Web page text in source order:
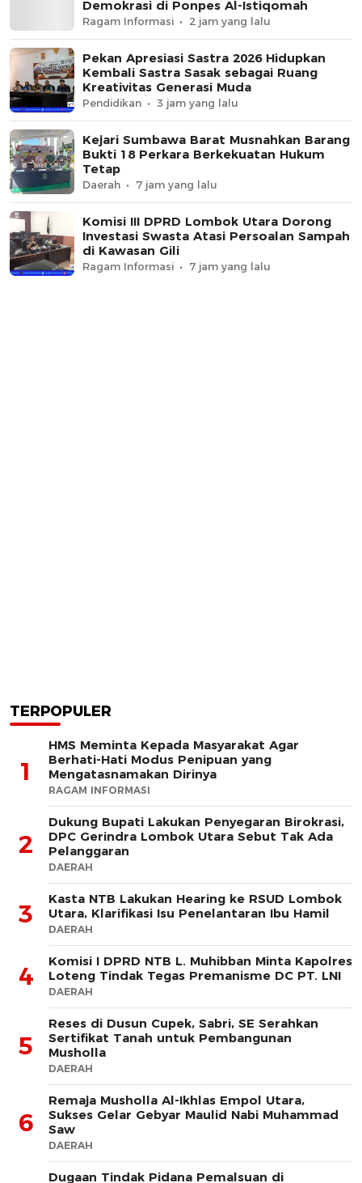
Demokrasi di Ponpes Al-Istiqomah
Ragam Informasi 2 jam yang lalu
Pekan Apresiasi Sastra 2026 Hidupkan
Kembali Sastra Sasak sebagai Ruang
Kreativitas Generasi Muda
Pendidikan 3 jam yang lalu
Kejari Sumbawa Barat Musnahkan Barang
Bukti 18 Perkara Berkekuatan Hukum
Tetap
Daerah 7 jam yang lalu
Komisi III DPRD Lombok Utara Dorong
Investasi Swasta Atasi Persoalan Sampah
di Kawasan Gili
Ragam Informasi 7 jam yang lalu
TERPOPULER
1
HMS Meminta Kepada Masyarakat Agar
Berhati-Hati Modus Penipuan yang
Mengatasnamakan Dirinya
RAGAM INFORMASI
2
Dukung Bupati Lakukan Penyegaran Birokrasi,
DPC Gerindra Lombok Utara Sebut Tak Ada
Pelanggaran
DAERAH
3
Kasta NTB Lakukan Hearing ke RSUD Lombok
Utara, Klarifikasi Isu Penelantaran Ibu Hamil
DAERAH
4
Komisi I DPRD NTB L. Muhibban Minta Kapolres
Loteng Tindak Tegas Premanisme DC PT. LNI
DAERAH
5
Reses di Dusun Cupek, Sabri, SE Serahkan
Sertifikat Tanah untuk Pembangunan
Musholla
DAERAH
6
Remaja Musholla Al-Ikhlas Empol Utara,
Sukses Gelar Gebyar Maulid Nabi Muhammad
Saw
DAERAH
Dugaan Tindak Pidana Pemalsuan di